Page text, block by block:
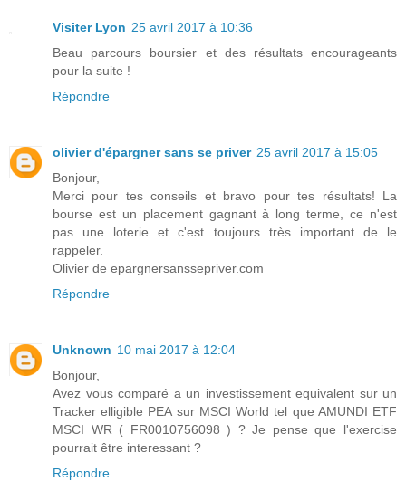
Visiter Lyon 25 avril 2017 à 10:36
Beau parcours boursier et des résultats encourageants
pour la suite !
Répondre
olivier d'épargner sans se priver 25 avril 2017 à 15:05
Bonjour,
Merci pour tes conseils et bravo pour tes résultats! La
bourse est un placement gagnant à long terme, ce n'est
pas une loterie et c'est toujours très important de le
rappeler.
Olivier de epargnersanssepriver.com
Répondre
Unknown 10 mai 2017 à 12:04
Bonjour,
Avez vous comparé a un investissement equivalent sur un
Tracker elligible PEA sur MSCI World tel que AMUNDI ETF
MSCI WR ( FR0010756098 ) ? Je pense que l'exercise
pourrait être interessant ?
Répondre